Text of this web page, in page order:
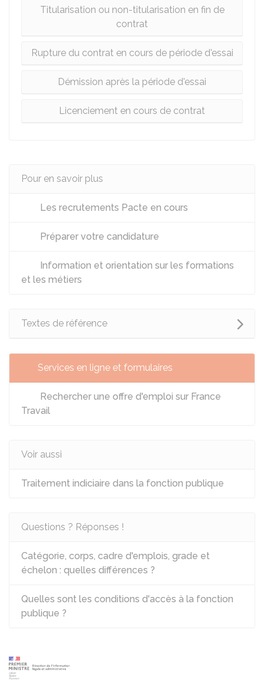
Titularisation ou non-titularisation en fin de
contrat
Rupture du contrat en cours de période d'essai
Démission après la période d'essai
Licenciement en cours de contrat
Pour en savoir plus
Les recrutements Pacte en cours
Préparer votre candidature
Information et orientation sur les formations
et les métiers
Textes de référence
Services en ligne et formulaires
Rechercher une offre d'emploi sur France
Travail
Voir aussi
Traitement indiciaire dans la fonction publique
Questions ? Réponses !
Catégorie, corps, cadre d'emplois, grade et
échelon : quelles différences ?
Quelles sont les conditions d'accès à la fonction
publique ?